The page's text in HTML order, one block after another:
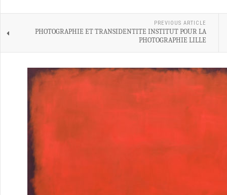
PREVIOUS ARTICLE
PHOTOGRAPHIE ET TRANSIDENTITE INSTITUT POUR LA
PHOTOGRAPHIE LILLE